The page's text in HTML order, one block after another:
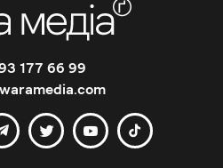
177 66 99